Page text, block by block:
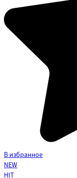
В избранное
NEW
HIT